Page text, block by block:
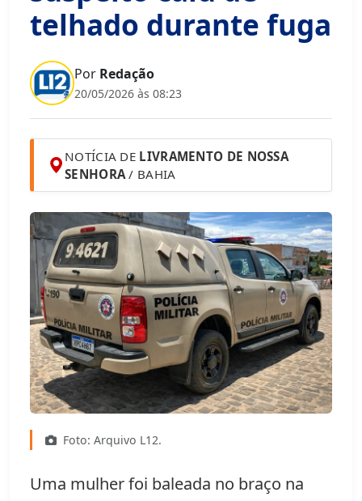
telhado durante fuga
Por Redação
20/05/2026 às 08:23
NOTÍCIA DE LIVRAMENTO DE NOSSA
SENHORA/ BAHIA
Foto: Arquivo L12.
Uma mulher foi baleada no braço na